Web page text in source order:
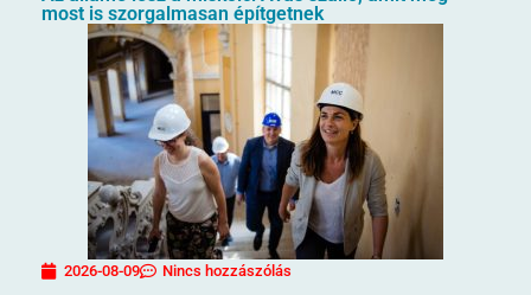
most is szorgalmasan építgetnek
2026-08-09 Nincs hozzászólás